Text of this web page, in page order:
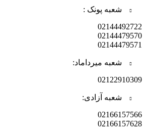
شعبه پونک :
02144492722
02144479570
02144479571
شعبه میرداماد:
02122910309
شعبه آزادی:
02166157566
02166157628